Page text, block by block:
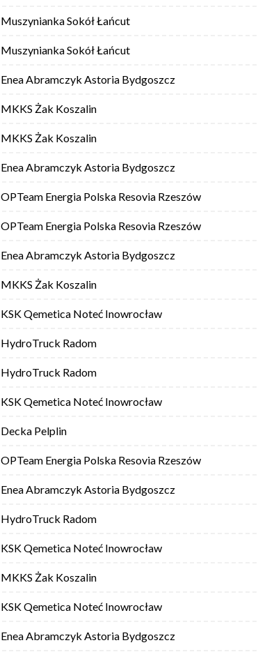
Muszynianka Sokół Łańcut
Muszynianka Sokół Łańcut
Enea Abramczyk Astoria Bydgoszcz
MKKS Żak Koszalin
MKKS Żak Koszalin
Enea Abramczyk Astoria Bydgoszcz
OPTeam Energia Polska Resovia Rzeszów
OPTeam Energia Polska Resovia Rzeszów
Enea Abramczyk Astoria Bydgoszcz
MKKS Żak Koszalin
KSK Qemetica Noteć Inowrocław
HydroTruck Radom
HydroTruck Radom
KSK Qemetica Noteć Inowrocław
Decka Pelplin
OPTeam Energia Polska Resovia Rzeszów
Enea Abramczyk Astoria Bydgoszcz
HydroTruck Radom
KSK Qemetica Noteć Inowrocław
MKKS Żak Koszalin
KSK Qemetica Noteć Inowrocław
Enea Abramczyk Astoria Bydgoszcz